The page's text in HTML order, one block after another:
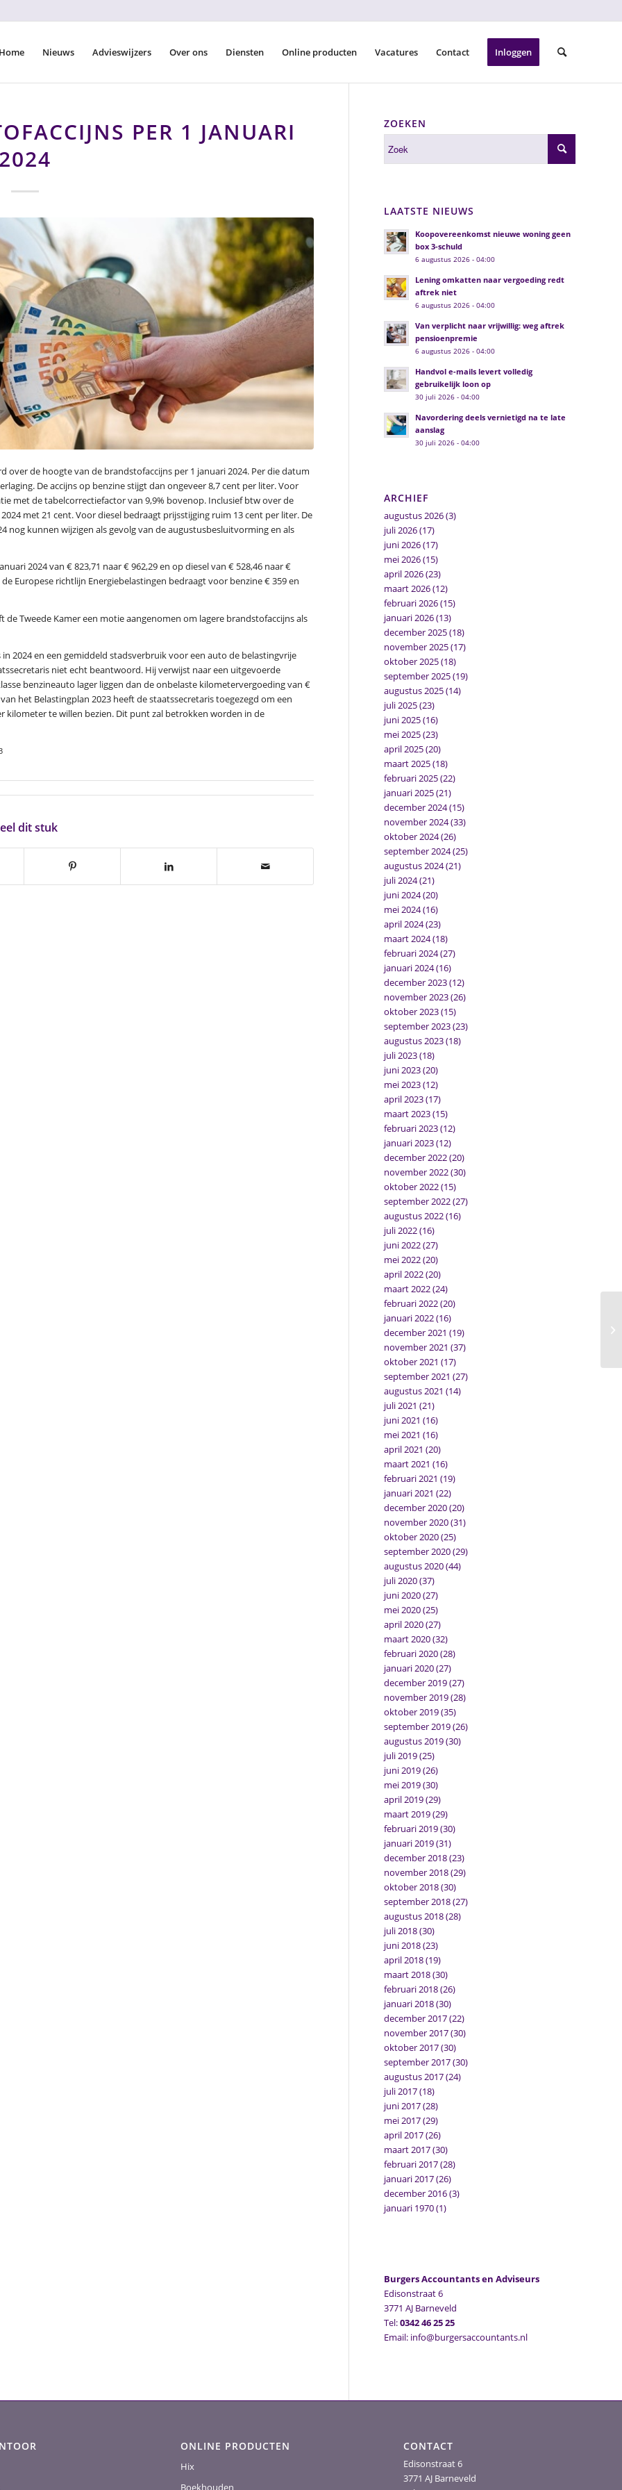
Home Nieuws Advieswijzers Over ons Diensten Online producten Vacatures Contact Inloggen
PER 1 JANUARI
2024
over de hoogte van de brandstofaccijns per 1 januari 2024. Per die datum
De accijns op benzine stijgt dan ongeveer 8,7 cent per liter. Voor
met de tabelcorrectiefactor van 9,9% bovenop. Inclusief btw over de
met 21 cent. Voor diesel bedraagt prijsstijging ruim 13 cent per liter. De
nog kunnen wijzigen als gevolg van de augustusbesluitvorming en als
2024 van € 823,71 naar € 962,29 en op diesel van € 528,46 naar €
Europese richtlijn Energiebelastingen bedraagt voor benzine € 359 en
Tweede Kamer een motie aangenomen om lagere brandstofaccijns als
2024 en een gemiddeld stadsverbruik voor een auto de belastingvrije
niet echt beantwoord. Hij verwijst naar een uitgevoerde
benzineauto lager liggen dan de onbelaste kilometervergoeding van €
het Belastingplan 2023 heeft de staatssecretaris toegezegd om een
kilometer te willen bezien. Dit punt zal betrokken worden in de
dit stuk
ZOEKEN
LAATSTE NIEUWS
Koopovereenkomst nieuwe woning geen
box 3-schuld
6 augustus 2026 - 04:00
Lening omkatten naar vergoeding redt
aftrek niet
6 augustus 2026 - 04:00
Van verplicht naar vrijwillig: weg aftrek
pensioenpremie
6 augustus 2026 - 04:00
Handvol e-mails levert volledig
gebruikelijk loon op
30 juli 2026 - 04:00
Navordering deels vernietigd na te late
aanslag
30 juli 2026 - 04:00
ARCHIEF
augustus 2026(3)
juli 2026(17)
juni 2026(17)
mei 2026(15)
april 2026(23)
maart 2026(12)
februari 2026(15)
januari 2026(13)
december 2025(18)
november 2025(17)
oktober 2025(18)
september 2025(19)
augustus 2025(14)
juli 2025(23)
juni 2025(16)
mei 2025(23)
april 2025(20)
maart 2025(18)
februari 2025(22)
januari 2025(21)
december 2024(15)
november 2024(33)
oktober 2024(26)
september 2024(25)
augustus 2024(21)
juli 2024(21)
juni 2024(20)
mei 2024(16)
april 2024(23)
maart 2024(18)
februari 2024(27)
januari 2024(16)
december 2023(12)
november 2023(26)
oktober 2023(15)
september 2023(23)
augustus 2023(18)
juli 2023(18)
juni 2023(20)
mei 2023(12)
april 2023(17)
maart 2023(15)
februari 2023(12)
januari 2023(12)
december 2022(20)
november 2022(30)
oktober 2022(15)
september 2022(27)
augustus 2022(16)
juli 2022(16)
juni 2022(27)
mei 2022(20)
april 2022(20)
maart 2022(24)
februari 2022(20)
januari 2022(16)
december 2021 (19)
november 2021 (37)
oktober 2021 (17)
september 2021 (27)
augustus 2021 (14)
juli 2021 (21)
juni 2021 (16)
mei 2021 (16)
april 2021 (20)
maart 2021 (16)
februari 2021 (19)
januari 2021 (22)
december 2020(20)
november 2020(31)
oktober 2020(25)
september 2020(29)
augustus 2020(44)
juli 2020(37)
juni 2020(27)
mei 2020(25)
april 2020(27)
maart 2020(32)
februari 2020(28)
januari 2020(27)
december 2019(27)
november 2019(28)
oktober 2019(35)
september 2019(26)
augustus 2019(30)
juli 2019(25)
juni 2019(26)
mei 2019(30)
april 2019(29)
maart 2019(29)
februari 2019(30)
januari 2019(31)
december 2018(23)
november 2018(29)
oktober 2018(30)
september 2018(27)
augustus 2018(28)
juli 2018(30)
juni 2018(23)
april 2018(19)
maart 2018(30)
februari 2018(26)
januari 2018(30)
december 2017(22)
november 2017(30)
oktober 2017(30)
september 2017(30)
augustus 2017(24)
juli 2017(18)
juni 2017(28)
mei 2017(29)
april 2017(26)
maart 2017(30)
februari 2017(28)
januari 2017(26)
december 2016(3)
januari 1970(1)
Burgers Accountants en Adviseurs
Edisonstraat 6
3771 AJ Barneveld
Tel:0342 46 25 25
Email: info@burgersaccountants.nl
ONLINE PRODUCTEN
Hix
Boekhouden
CONTACT
Edisonstraat 6
3771 AJ Barneveld